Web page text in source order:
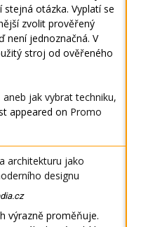
otázka. Vyplatí se
zvolit prověřený
není jednoznačná. V
stroj od ověřeného
jak vybrat techniku,
appeared on Promo
architekturu jako
designu
výrazně proměňuje.